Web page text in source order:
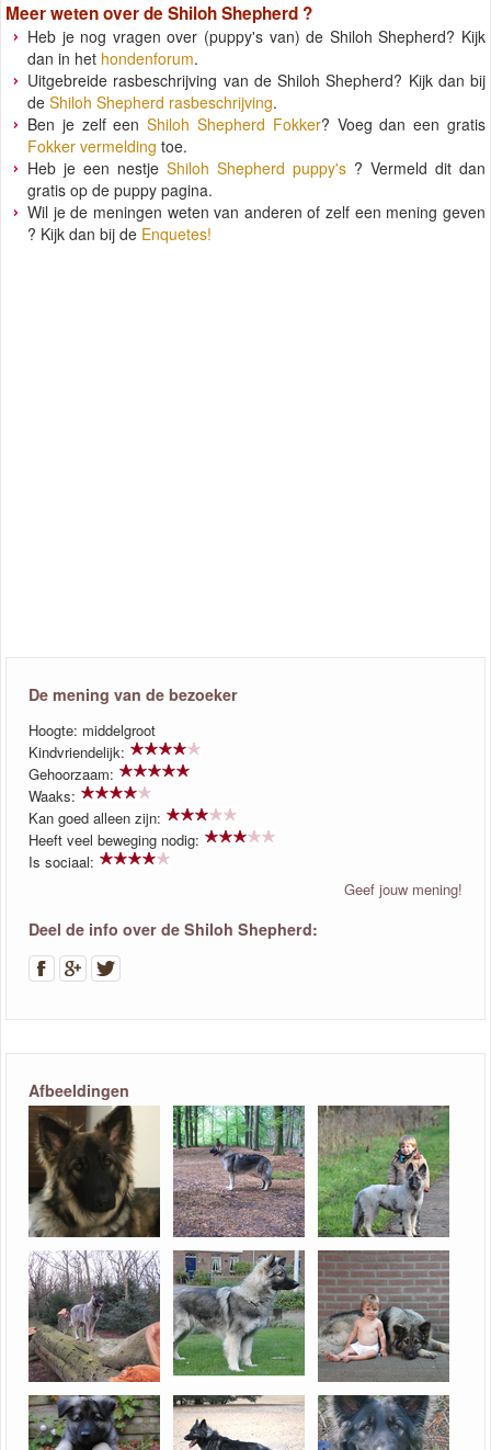
Meer weten over de Shiloh Shepherd ?
Heb je nog vragen over (puppy's van) de Shiloh Shepherd? Kijk
dan in het hondenforum.
Uitgebreide rasbeschrijving van de Shiloh Shepherd? Kijk dan bij
de Shiloh Shepherd rasbeschrijving.
Ben je zelf eenShiloh Shepherd Fokker? Voeg dan een gratis
Fokker vermelding toe.
Heb je een nestje Shiloh Shepherd puppy's ? Vermeld dit dan
gratis op de puppy pagina.
Wil je de meningen weten van anderen of zelf een mening geven
? Kijk dan bij de Enquetes!
De mening van de bezoeker
Hoogte: middelgroot
Kindvriendelijk:
Gehoorzaam:
Waaks:
Kan goed alleen zijn:
Heeft veel beweging nodig:
Is sociaal:
Geef jouw mening!
Deel de info over de Shiloh Shepherd:
Afbeeldingen